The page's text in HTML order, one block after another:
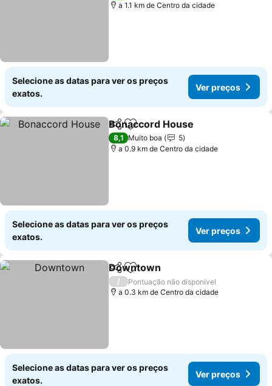
a 1.1 km de Centro da cidade
Selecione as datas para ver os preços
exatos.
Ver preços
PartilharAdicionar aos favoritos
Bonaccord House
8,1 Muito boa
5
a 0.9 km de Centro da cidade
Selecione as datas para ver os preços
exatos.
Ver preços
PartilharAdicionar aos favoritos
Downtown
/
Pontuação não disponível
a 0.3 km de Centro da cidade
Selecione as datas para ver os preços
exatos.
Ver preços